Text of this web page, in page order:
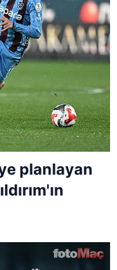
planlayan